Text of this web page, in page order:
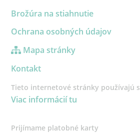
Brožúra na stiahnutie
Ochrana osobných údajov
Mapa stránky
Kontakt
Tieto internetové stránky používajú
Viac informácií tu
Prijímame platobné karty